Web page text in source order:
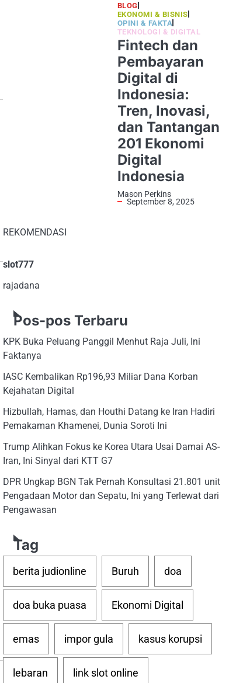
Fintech dan
Pembayaran
Digital di
Indonesia:
Tren, Inovasi,
dan Tantangan
201 Ekonomi
Digital
Indonesia
BLOG
EKONOMI & BISNIS
OPINI & FAKTA
TEKNOLOGI & DIGITAL
Mason Perkins
September 8, 2025
REKOMENDASI
slot777
rajadana
Pos-pos Terbaru
KPK Buka Peluang Panggil Menhut Raja Juli, Ini
Faktanya
IASC Kembalikan Rp196,93 Miliar Dana Korban
Kejahatan Digital
Hizbullah, Hamas, dan Houthi Datang ke Iran Hadiri
Pemakaman Khamenei, Dunia Soroti Ini
Trump Alihkan Fokus ke Korea Utara Usai Damai AS-
Iran, Ini Sinyal dari KTT G7
DPR Ungkap BGN Tak Pernah Konsultasi 21.801 unit
Pengadaan Motor dan Sepatu, Ini yang Terlewat dari
Pengawasan
Tag
berita judionline Buruh doa
doa buka puasa Ekonomi Digital
emas impor gula kasus korupsi
lebaran link slot online